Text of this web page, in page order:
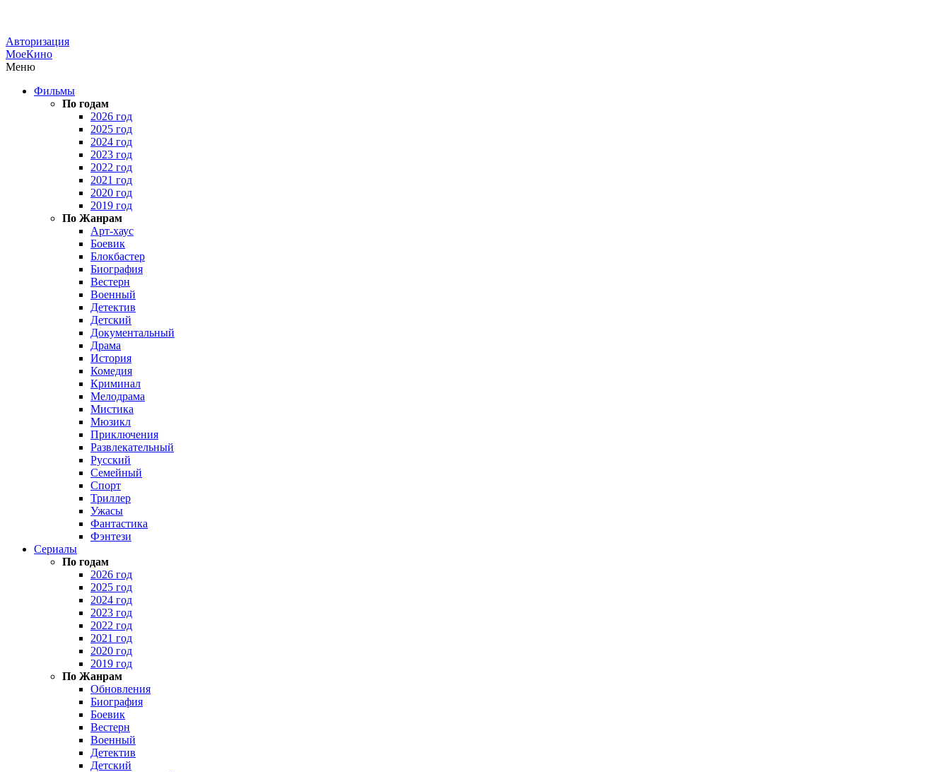
Авторизация
МоеКино
Меню
Фильмы
По годам
2026 год
2025 год
2024 год
2023 год
2022 год
2021 год
2020 год
2019 год
По Жанрам
Арт-хаус
Боевик
Блокбастер
Биография
Вестерн
Военный
Детектив
Детский
Документальный
Драма
История
Комедия
Криминал
Мелодрама
Мистика
Мюзикл
Приключения
Развлекательный
Русский
Семейный
Спорт
Триллер
Ужасы
Фантастика
Фэнтези
Сериалы
По годам
2026 год
2025 год
2024 год
2023 год
2022 год
2021 год
2020 год
2019 год
По Жанрам
Обновления
Биография
Боевик
Вестерн
Военный
Детектив
Детский